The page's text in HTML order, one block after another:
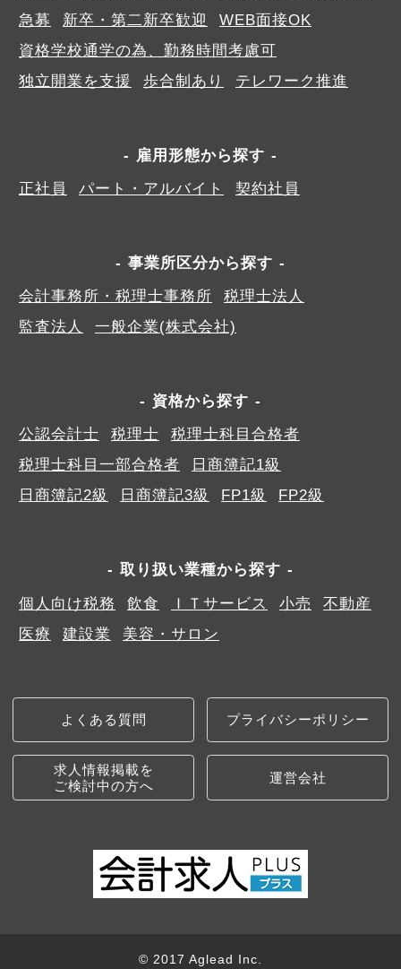
急募
新卒・第二新卒歓迎
WEB面接OK
資格学校通学の為、勤務時間考慮可
独立開業を支援
歩合制あり テレワーク推進
雇用形態から探す
正社員
パート・アルバイト 契約社員
事業所区分から探す
会計事務所・税理士事務所
税理士法人
監査法人
一般企業(株式会社)
資格から探す
公認会計士
税理士
税理士科目合格者
税理士科目一部合格者
日商簿記1級
日商簿記2級
日商簿記3級 FP1級 FP2級
取り扱い業種から探す
個人向け税務
飲食 ＩＴサービス 小売
不動産
医療
建設業 美容・サロン
よくある質問 プライバシーポリシー
求人情報掲載を
ご検討中の方へ
運営会社
© 2017 Aglead Inc.